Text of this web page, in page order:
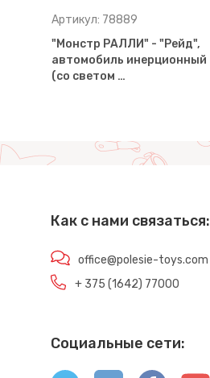
Артикул: 78889
"Монстр РАЛЛИ" - "Рейд",
автомобиль инерционный
(со светом …
Как с нами связаться:
office@polesie-toys.com
+ 375 (1642) 77000
Социальные сети: